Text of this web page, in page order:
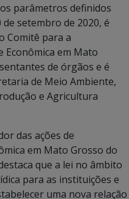
parâmetros definidos
de setembro de 2020, é
Comitê para a
Econômica em Mato
de órgãos e é
de Meio Ambiente,
e Agricultura
das ações de
em Mato Grosso do
que a lei no âmbito
para as instituições e
uma nova relação